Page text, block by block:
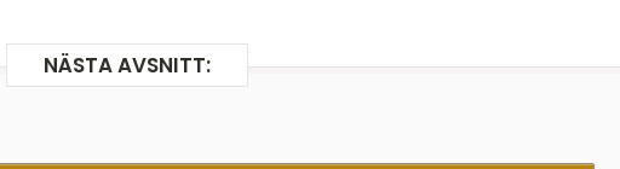
NÄSTA AVSNITT: